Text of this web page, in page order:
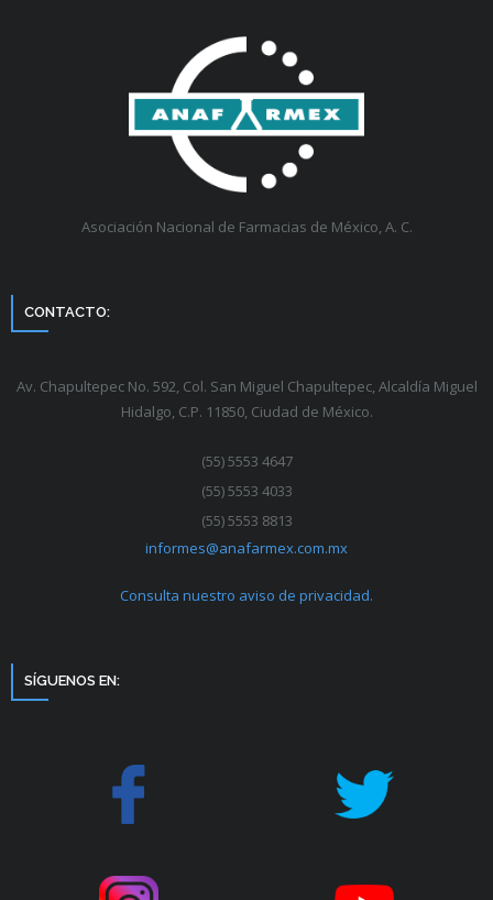
Asociación Nacional de Farmacias de México, A. C.
CONTACTO:
Av. Chapultepec No. 592, Col. San Miguel Chapultepec, Alcaldía Miguel
Hidalgo, C.P. 11850, Ciudad de México.
(55) 5553 4647
(55) 5553 4033
(55) 5553 8813
informes@anafarmex.com.mx
Consulta nuestro aviso de privacidad.
SÍGUENOS EN: